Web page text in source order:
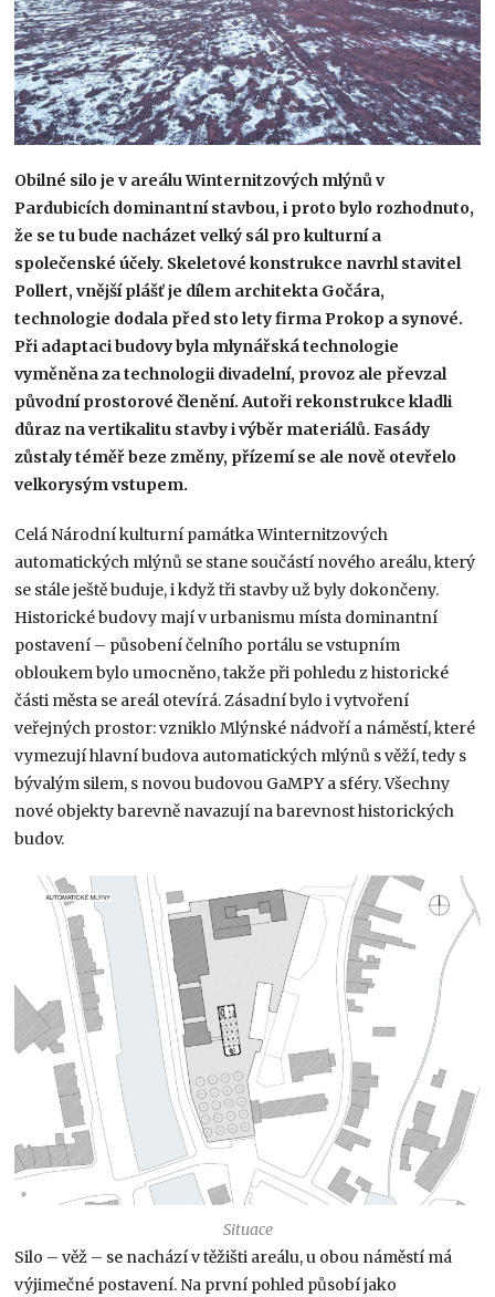
Obilné silo je v areálu Winternitzových mlýnů v
Pardubicích dominantní stavbou, i proto bylo rozhodnuto,
že se tu bude nacházet velký sál pro kulturní a
společenské účely. Skeletové konstrukce navrhl stavitel
Pollert, vnější plášť je dílem architekta Gočára,
technologie dodala před sto lety firma Prokop a synové.
Při adaptaci budovy byla mlynářská technologie
vyměněna za technologii divadelní, provoz ale převzal
původní prostorové členění. Autoři rekonstrukce kladli
důraz na vertikalitu stavby i výběr materiálů. Fasády
zůstaly téměř beze změny, přízemí se ale nově otevřelo
velkorysým vstupem.
Celá Národní kulturní památka Winternitzových
automatických mlýnů se stane součástí nového areálu, který
se stále ještě buduje, i když tři stavby už byly dokončeny.
Historické budovy mají v urbanismu místa dominantní
postavení – působení čelního portálu se vstupním
obloukem bylo umocněno, takže při pohledu z historické
části města se areál otevírá. Zásadní bylo i vytvoření
veřejných prostor: vzniklo Mlýnské nádvoří a náměstí, které
vymezují hlavní budova automatických mlýnů s věží, tedy s
bývalým silem, s novou budovou GaMPY a sféry. Všechny
nové objekty barevně navazují na barevnost historických
budov.
Situace
Silo – věž – se nachází v těžišti areálu, u obou náměstí má
výjimečné postavení. Na první pohled působí jako